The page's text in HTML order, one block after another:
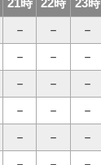
21時 22時 23時
－ － －
－ － －
－ － －
－ － －
－ － －